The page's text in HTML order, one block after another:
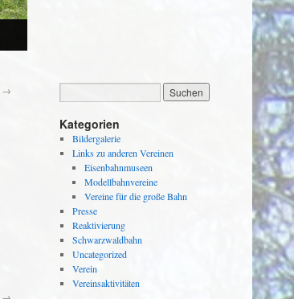
→
→
Kategorien
Bildergalerie
Links zu anderen Vereinen
Eisenbahnmuseen
Modellbahnvereine
Vereine für die große Bahn
Presse
Reaktivierung
Schwarzwaldbahn
Uncategorized
Verein
Vereinsaktivitäten